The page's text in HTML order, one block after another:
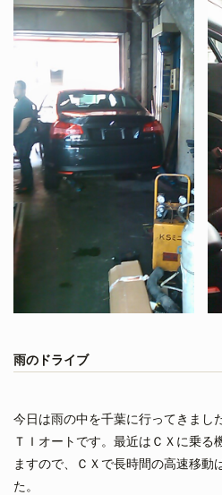
雨のドライブ
今日は雨の中を千葉に行ってきまし
ＴＩオートです。最近はＣＸに乗る
ますので、ＣＸで長時間の高速移動
た。